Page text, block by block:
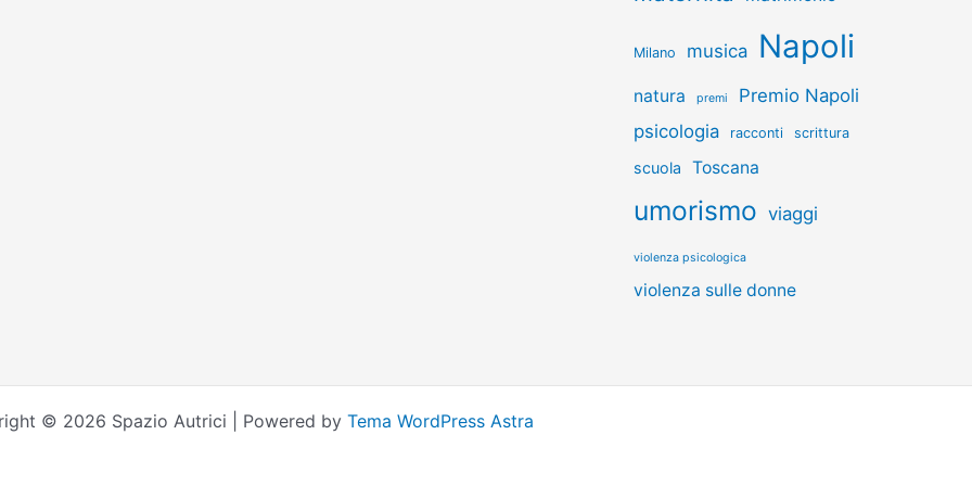
Milano musica Napoli
natura premi
Premio Napoli
psicologia
racconti scrittura
scuola Toscana
umorismo viaggi
violenza psicologica
violenza sulle donne
© 2026 Spazio Autrici | Powered by Tema WordPress Astra